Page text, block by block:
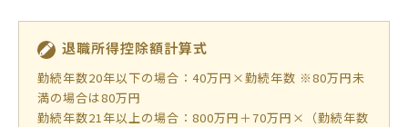
退職所得控除額計算式
勤続年数20年以下の場合：40万円×勤続年数 ※80万円未
満の場合は80万円
勤続年数21年以上の場合：800万円＋70万円×（勤続年数